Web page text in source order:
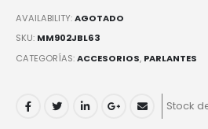
AVAILABILITY:AGOTADO
SKU: MM902JBL63
CATEGORÍAS:ACCESORIOS, PARLANTES
Stock